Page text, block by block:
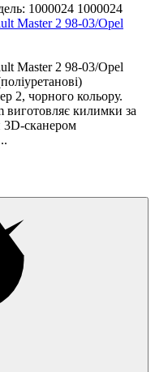
1000024 1000024
Master 2 98-03/Opel
Master 2 98-03/Opel
2, чорного кольору.
килимки за
3D-сканером